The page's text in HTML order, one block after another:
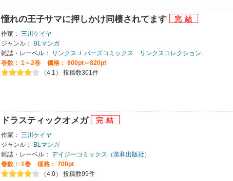
憧れの王子サマに押しかけ同棲されてます
作家： 三川ケイヤ
ジャンル：
BLマンガ
雑誌・レーベル：
リンクス / バーズコミックス リンクスコレクション
巻数： 1～2巻
価格： 800pt～820pt
（4.1） 投稿数301件
ドラスティックオメガ
作家：
三川ケイヤ
ジャンル：
BLマンガ
雑誌・レーベル： デイジーコミックス（英和出版社）
巻数： 1巻
価格： 700pt
（4.0） 投稿数99件